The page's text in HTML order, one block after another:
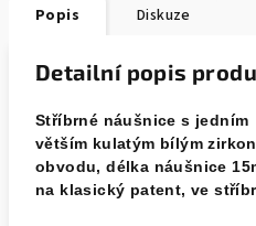
Popis Diskuze
Detailní popis
Stříbrné náušnice s jedním
větším kulatým bílým
obvodu, délka náušnice
na klasický patent, ve